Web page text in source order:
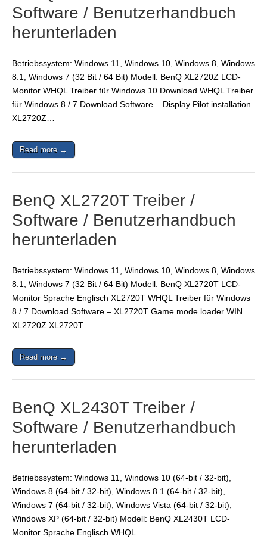
Software / Benutzerhandbuch
herunterladen
Betriebssystem: Windows 11, Windows 10, Windows 8, Windows
8.1, Windows 7 (32 Bit / 64 Bit) Modell: BenQ XL2720Z LCD-
Monitor WHQL Treiber für Windows 10 Download WHQL Treiber
für Windows 8 / 7 Download Software – Display Pilot installation
XL2720Z…
Read more →
BenQ XL2720T Treiber /
Software / Benutzerhandbuch
herunterladen
Betriebssystem: Windows 11, Windows 10, Windows 8, Windows
8.1, Windows 7 (32 Bit / 64 Bit) Modell: BenQ XL2720T LCD-
Monitor Sprache Englisch XL2720T WHQL Treiber für Windows
8 / 7 Download Software – XL2720T Game mode loader WIN
XL2720Z XL2720T…
Read more →
BenQ XL2430T Treiber /
Software / Benutzerhandbuch
herunterladen
Betriebssystem: Windows 11, Windows 10 (64-bit / 32-bit),
Windows 8 (64-bit / 32-bit), Windows 8.1 (64-bit / 32-bit),
Windows 7 (64-bit / 32-bit), Windows Vista (64-bit / 32-bit),
Windows XP (64-bit / 32-bit) Modell: BenQ XL2430T LCD-
Monitor Sprache Englisch WHQL…